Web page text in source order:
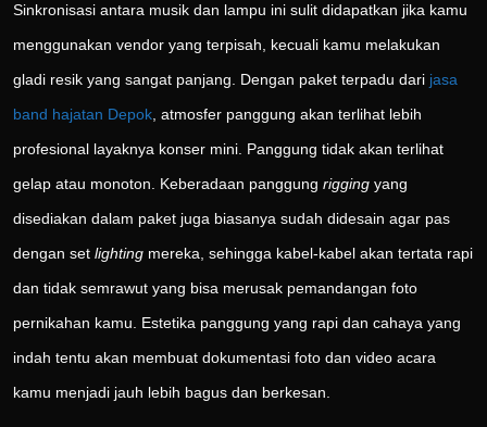
Sinkronisasi antara musik dan lampu ini sulit didapatkan jika kamu
menggunakan vendor yang terpisah, kecuali kamu melakukan
gladi resik yang sangat panjang. Dengan paket terpadu dari jasa
band hajatan Depok , atmosfer panggung akan terlihat lebih
profesional layaknya konser mini. Panggung tidak akan terlihat
gelap atau monoton. Keberadaan panggung rigging yang
disediakan dalam paket juga biasanya sudah didesain agar pas
dengan set lighting mereka, sehingga kabel-kabel akan tertata rapi
dan tidak semrawut yang bisa merusak pemandangan foto
pernikahan kamu. Estetika panggung yang rapi dan cahaya yang
indah tentu akan membuat dokumentasi foto dan video acara
kamu menjadi jauh lebih bagus dan berkesan.